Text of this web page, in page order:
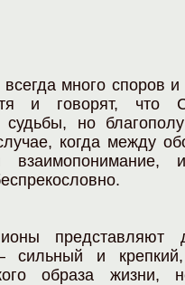
много споров и
и говорят, что
судьбы, но
когда между
взаимопонимание,
представляют
сильный и крепкий,
образа жизни,